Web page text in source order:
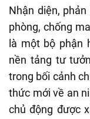
Nhận diện,
phòng, chống
là một bộ phận
nền tảng tư
trong bối cảnh
thức mới về an
chủ động được